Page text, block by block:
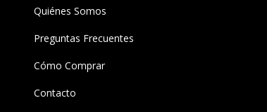
Quiénes Somos
Preguntas Frecuentes
Cómo Comprar
Contacto